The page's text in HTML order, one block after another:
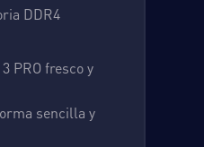
DDR4
PRO fresco y
sencilla y